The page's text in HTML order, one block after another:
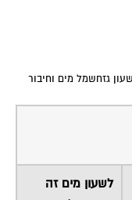
לשעון מים זה
העיריה לשעון